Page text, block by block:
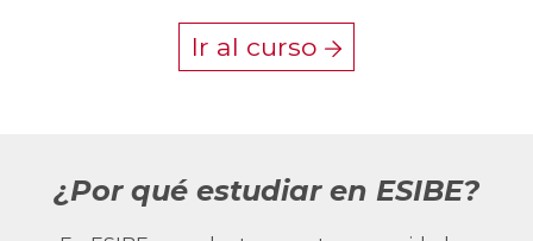
Ir al curso
¿Por qué estudiar en ESIBE?